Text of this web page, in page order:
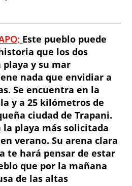
Este pueblo puede
que los dos
y su mar
nada que envidiar a
Se encuentra en la
y a 25 kilómetros de
ciudad de Trapani.
la playa más solicitada
verano. Su arena clara
te hará pensar de estar
que por la mañana
de las altas